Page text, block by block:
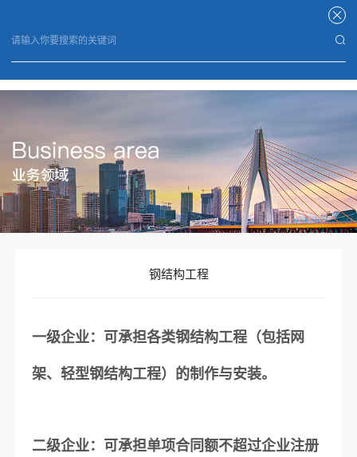
钢结构工程
一级企业：可承担各类钢结构工程（包括网
架、轻型钢结构工程）的制作与安装。
二级企业：可承担单项合同额不超过企业注册